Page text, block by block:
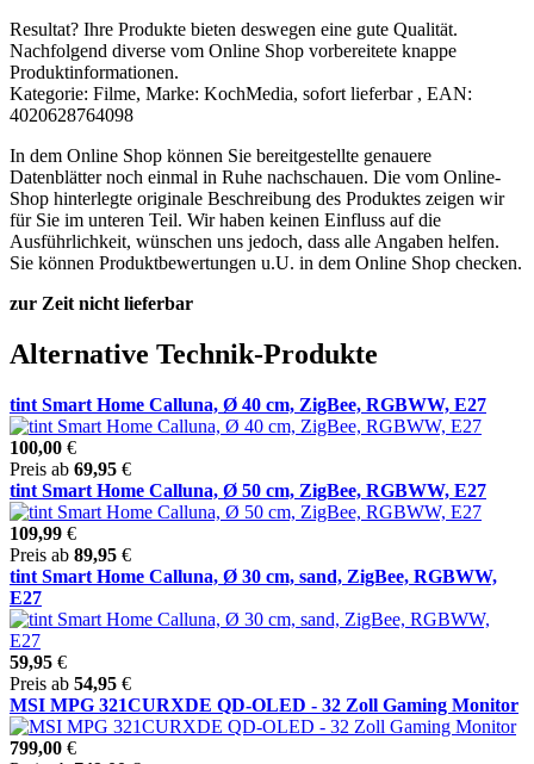
Resultat? Ihre Produkte bieten deswegen eine gute Qualität.
Nachfolgend diverse vom Online Shop vorbereitete knappe
Produktinformationen.
Kategorie: Filme, Marke: KochMedia, sofort lieferbar , EAN:
4020628764098
In dem Online Shop können Sie bereitgestellte genauere
Datenblätter noch einmal in Ruhe nachschauen. Die vom Online-
Shop hinterlegte originale Beschreibung des Produktes zeigen wir
für Sie im unteren Teil. Wir haben keinen Einfluss auf die
Ausführlichkeit, wünschen uns jedoch, dass alle Angaben helfen.
Sie können Produktbewertungen u.U. in dem Online Shop checken.
zur Zeit nicht lieferbar
Alternative Technik-Produkte
tint Smart Home Calluna, Ø 40 cm, ZigBee, RGBWW, E27
100,00 €
Preis ab 69,95 €
tint Smart Home Calluna, Ø 50 cm, ZigBee, RGBWW, E27
109,99 €
Preis ab 89,95 €
tint Smart Home Calluna, Ø 30 cm, sand, ZigBee, RGBWW,
E27
59,95 €
Preis ab 54,95 €
MSI MPG 321CURXDE QD-OLED - 32 Zoll Gaming Monitor
799,00 €